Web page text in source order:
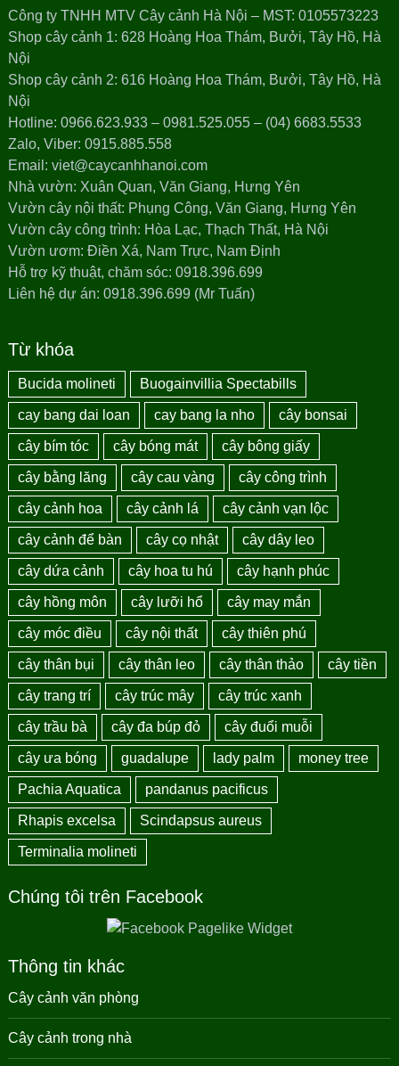
Công ty TNHH MTV Cây cảnh Hà Nội – MST: 0105573223
Shop cây cảnh 1: 628 Hoàng Hoa Thám, Bưởi, Tây Hồ, Hà
Nội
Shop cây cảnh 2: 616 Hoàng Hoa Thám, Bưởi, Tây Hồ, Hà
Nội
Hotline: 0966.623.933 – 0981.525.055 – (04) 6683.5533
Zalo, Viber: 0915.885.558
Email: viet@caycanhhanoi.com
Nhà vườn: Xuân Quan, Văn Giang, Hưng Yên
Vườn cây nội thất: Phụng Công, Văn Giang, Hưng Yên
Vườn cây công trình: Hòa Lạc, Thạch Thất, Hà Nội
Vườn ươm: Điền Xá, Nam Trực, Nam Định
Hỗ trợ kỹ thuật, chăm sóc: 0918.396.699
Liên hệ dự án: 0918.396.699 (Mr Tuấn)
Từ khóa
Bucida molineti Buogainvillia Spectabills
cay bang dai loan cay bang la nho cây bonsai
cây bím tóc cây bóng mát cây bông giấy
cây bằng lăng cây cau vàng cây công trình
cây cảnh hoa cây cảnh lá cây cảnh vạn lộc
cây cảnh để bàn cây cọ nhật cây dây leo
cây dứa cảnh cây hoa tu hú cây hạnh phúc
cây hồng môn cây lưỡi hổ cây may mắn
cây móc điều cây nội thất cây thiên phú
cây thân bụi cây thân leo cây thân thảo cây tiền
cây trang trí cây trúc mây cây trúc xanh
cây trầu bà cây đa búp đỏ cây đuổi muỗi
cây ưa bóng guadalupe lady palm money tree
Pachia Aquatica pandanus pacificus
Rhapis excelsa Scindapsus aureus
Terminalia molineti
Chúng tôi trên Facebook
Thông tin khác
Cây cảnh văn phòng
Cây cảnh trong nhà